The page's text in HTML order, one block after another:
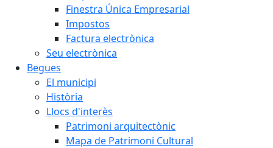
Finestra Única Empresarial
Impostos
Factura electrònica
Seu electrònica
Begues
El municipi
Història
Llocs d'interès
Patrimoni arquitectònic
Mapa de Patrimoni Cultural